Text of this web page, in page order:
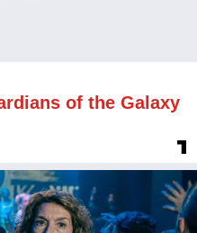
of the Galaxy